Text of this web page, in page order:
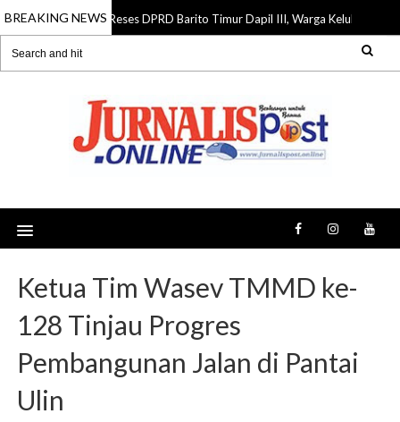
BREAKING NEWS
07 Aug 2026 Reses DPRD Barito Timur Dapil III, Warga Keluhkan
Ketua Tim Wasev TMMD ke-
128 Tinjau Progres
Pembangunan Jalan di Pantai
Ulin